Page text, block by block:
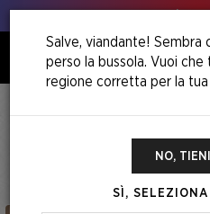
Summer
Salve, viandante! Sembra
perso la bussola. Vuoi che
regione corretta per la tua
NO,
SÌ,